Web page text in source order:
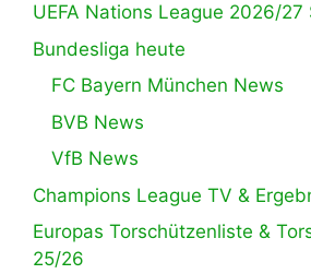
UEFA Nations League 2026/27
Bundesliga heute
FC Bayern München News
BVB News
VfB News
Champions League TV &
Europas Torschützenliste &
25/26